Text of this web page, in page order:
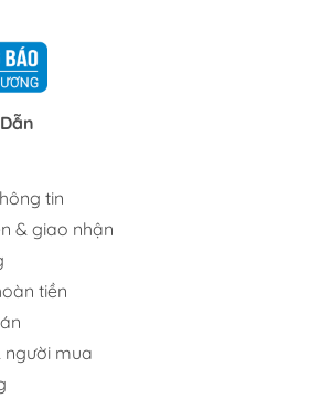
tin
& giao nhận
tiền
người mua